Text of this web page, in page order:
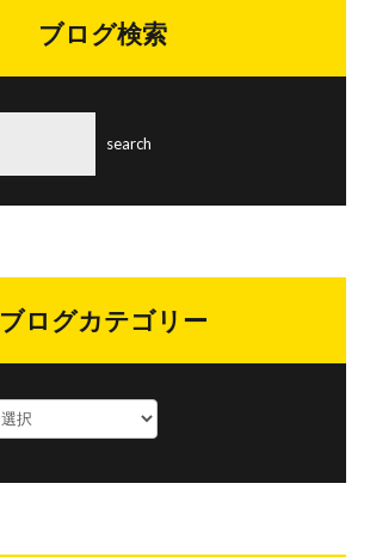
ブログ検索
ブログカテゴリー